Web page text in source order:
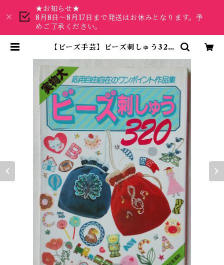
★お知らせ★
8月8日～8月17日まで発送はお休みとなります。予
めご了承ください。
【ビーズ手芸】ビーズ刺しゅう320